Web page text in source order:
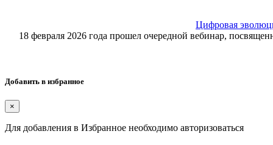
Цифровая
18 февраля 2026 года прошел очередной вебинар,
Добавить в избранное
×
Для добавления в Избранное необходимо авторизоваться